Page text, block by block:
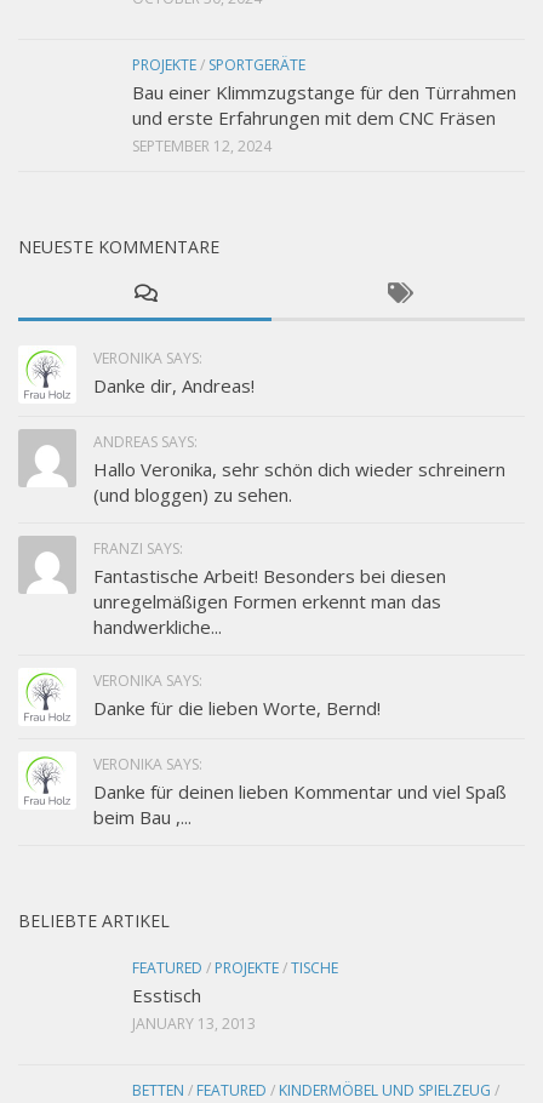
PROJEKTE/ SPORTGERÄTE
Bau einer Klimmzugstange für den Türrahmen
und erste Erfahrungen mit dem CNC Fräsen
SEPTEMBER 12, 2024
NEUESTE KOMMENTARE
VERONIKA SAYS:
Danke dir, Andreas!
ANDREAS SAYS:
Hallo Veronika, sehr schön dich wieder schreinern
(und bloggen) zu sehen.
FRANZI SAYS:
Fantastische Arbeit! Besonders bei diesen
unregelmäßigen Formen erkennt man das
handwerkliche...
VERONIKA SAYS:
Danke für die lieben Worte, Bernd!
VERONIKA SAYS:
Danke für deinen lieben Kommentar und viel Spaß
beim Bau ,...
BELIEBTE ARTIKEL
FEATURED / PROJEKTE/TISCHE
Esstisch
JANUARY 13, 2013
BETTEN / FEATURED / KINDERMÖBEL UND SPIELZEUG /